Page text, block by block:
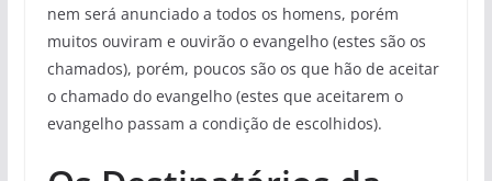
nem será anunciado a todos os homens, porém
muitos ouviram e ouvirão o evangelho (estes são os
chamados), porém, poucos são os que hão de aceitar
o chamado do evangelho (estes que aceitarem o
evangelho passam a condição de escolhidos).